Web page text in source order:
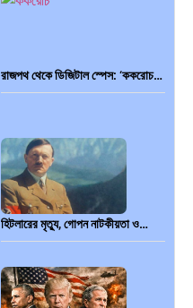
রাজপথ থেকে ডিজিটাল স্পেস: ‘ককরোচ…
হিটলারের মৃত্যু, গোপন নাটকীয়তা ও…